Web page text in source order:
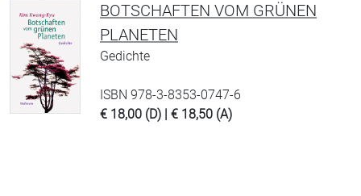
BOTSCHAFTEN VOM GRÜNEN
PLANETEN
Gedichte
ISBN 978-3-8353-0747-6
€ 18,00 (D) | € 18,50 (A)